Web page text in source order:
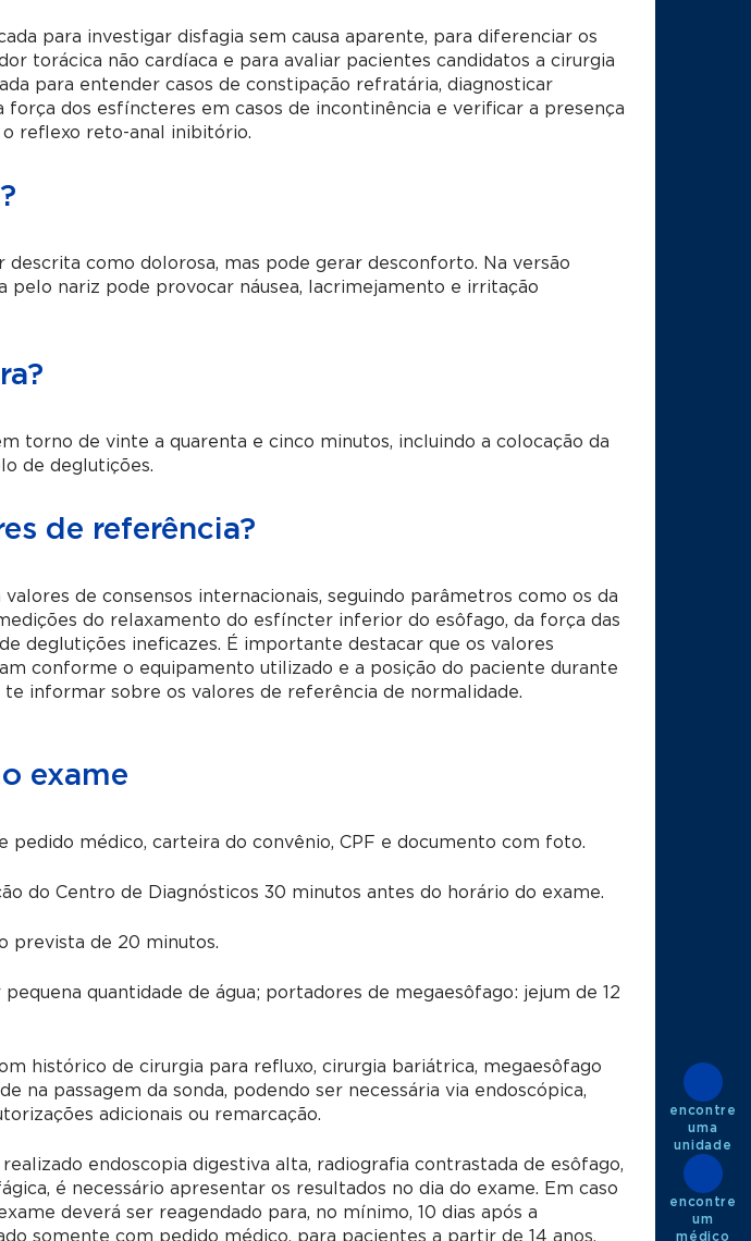
para investigar disfagia sem causa aparente, para diferenciar os
torácica não cardíaca e para avaliar pacientes candidatos a cirurgia
para entender casos de constipação refratária, diagnosticar
força dos esfíncteres em casos de incontinência e verificar a presença
reflexo reto-anal inibitório.
descrita como dolorosa, mas pode gerar desconforto. Na versão
pelo nariz pode provocar náusea, lacrimejamento e irritação
torno de vinte a quarenta e cinco minutos, incluindo a colocação da
de deglutições.
de referência?
de consensos internacionais, seguindo parâmetros como os da
do relaxamento do esfíncter inferior do esôfago, da força das
deglutições ineficazes. É importante destacar que os valores
conforme o equipamento utilizado e a posição do paciente durante
te informar sobre os valores de referência de normalidade.
exame
pedido médico, carteira do convênio, CPF e documento com foto.
do Centro de Diagnósticos 30 minutos antes do horário do exame.
prevista de 20 minutos.
quantidade de água; portadores de megaesôfago: jejum de 12
histórico de cirurgia para refluxo, cirurgia bariátrica, megaesôfago
na passagem da sonda, podendo ser necessária via endoscópica,
adicionais ou remarcação.
realizado endoscopia digestiva alta, radiografia contrastada de esôfago,
é necessário apresentar os resultados no dia do exame. Em caso
deverá ser reagendado para, no mínimo, 10 dias após a
somente com pedido médico, para pacientes a partir de 14 anos.
encontre
uma
unidade
encontre
um
médico